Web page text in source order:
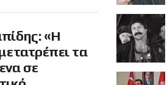
«Η
τα
σε